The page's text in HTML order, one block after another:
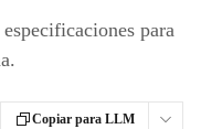
para
Copiar para LLM